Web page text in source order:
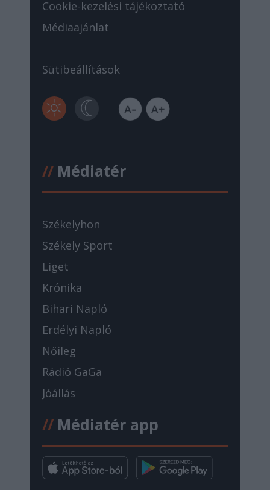
Cookie-kezelési tájékoztató
Médiaajánlat
Sütibeállítások
//Médiatér
Székelyhon
Székely Sport
Liget
Krónika
Bihari Napló
Erdélyi Napló
Nőileg
Rádió GaGa
Jóállás
//Médiatér app